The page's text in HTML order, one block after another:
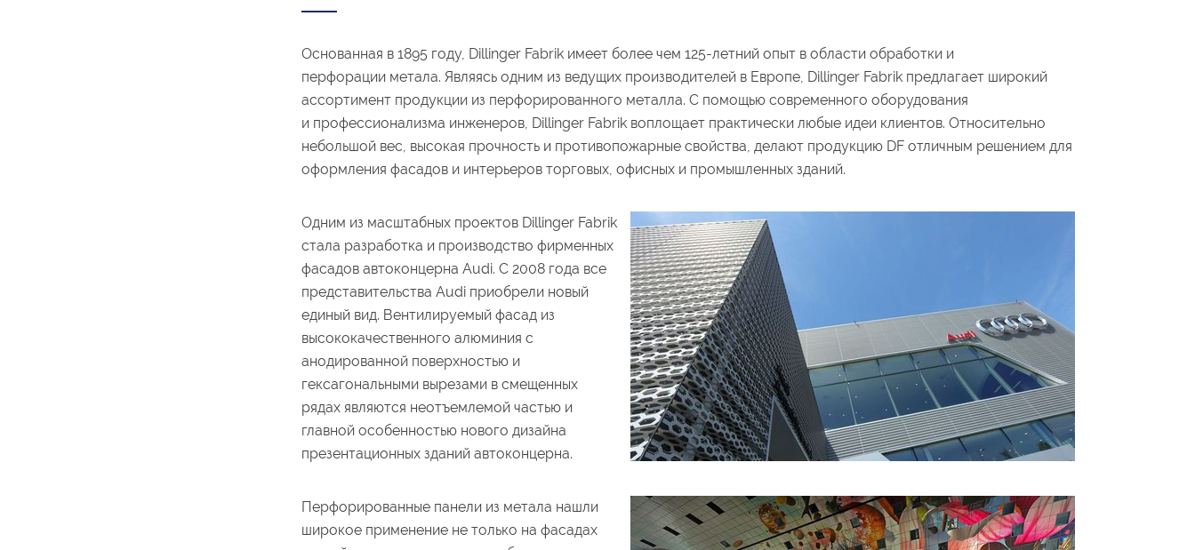
Основанная в 1895 году, Dillinger Fabrik имеет более чем 125-летний опыт в области обработки и
перфорации метала. Являясь одним из ведущих производителей в Европе, Dillinger Fabrik предлагает широкий
ассортимент продукции из перфорированного металла. С помощью современного оборудования
и профессионализма инженеров, Dillinger Fabrik воплощает практически любые идеи клиентов. Относительно
небольшой вес, высокая прочность и противопожарные свойства, делают продукцию DF отличным решением для
оформления фасадов и интерьеров торговых, офисных и промышленных зданий.
Одним из масштабных проектов Dillinger Fabrik
стала разработка и производство фирменных
фасадов автоконцерна Audi. С 2008 года все
представительства Audi приобрели новый
единый вид. Вентилируемый фасад из
высококачественного алюминия с
анодированной поверхностью и
гексагональными вырезами в смещенных
рядах являются неотъемлемой частью и
главной особенностью нового дизайна
презентационных зданий автоконцерна.
Перфорированные панели из метала нашли
широкое применение не только на фасадах